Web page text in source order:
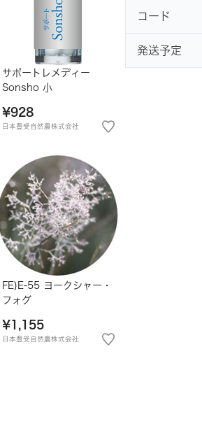
サポートレメディー
Sonsho 小
¥928
日本豊受自然農株式会社
FE)E-55 ヨークシャー・
フォグ
¥1,155
日本豊受自然農株式会社
コード
発送予定